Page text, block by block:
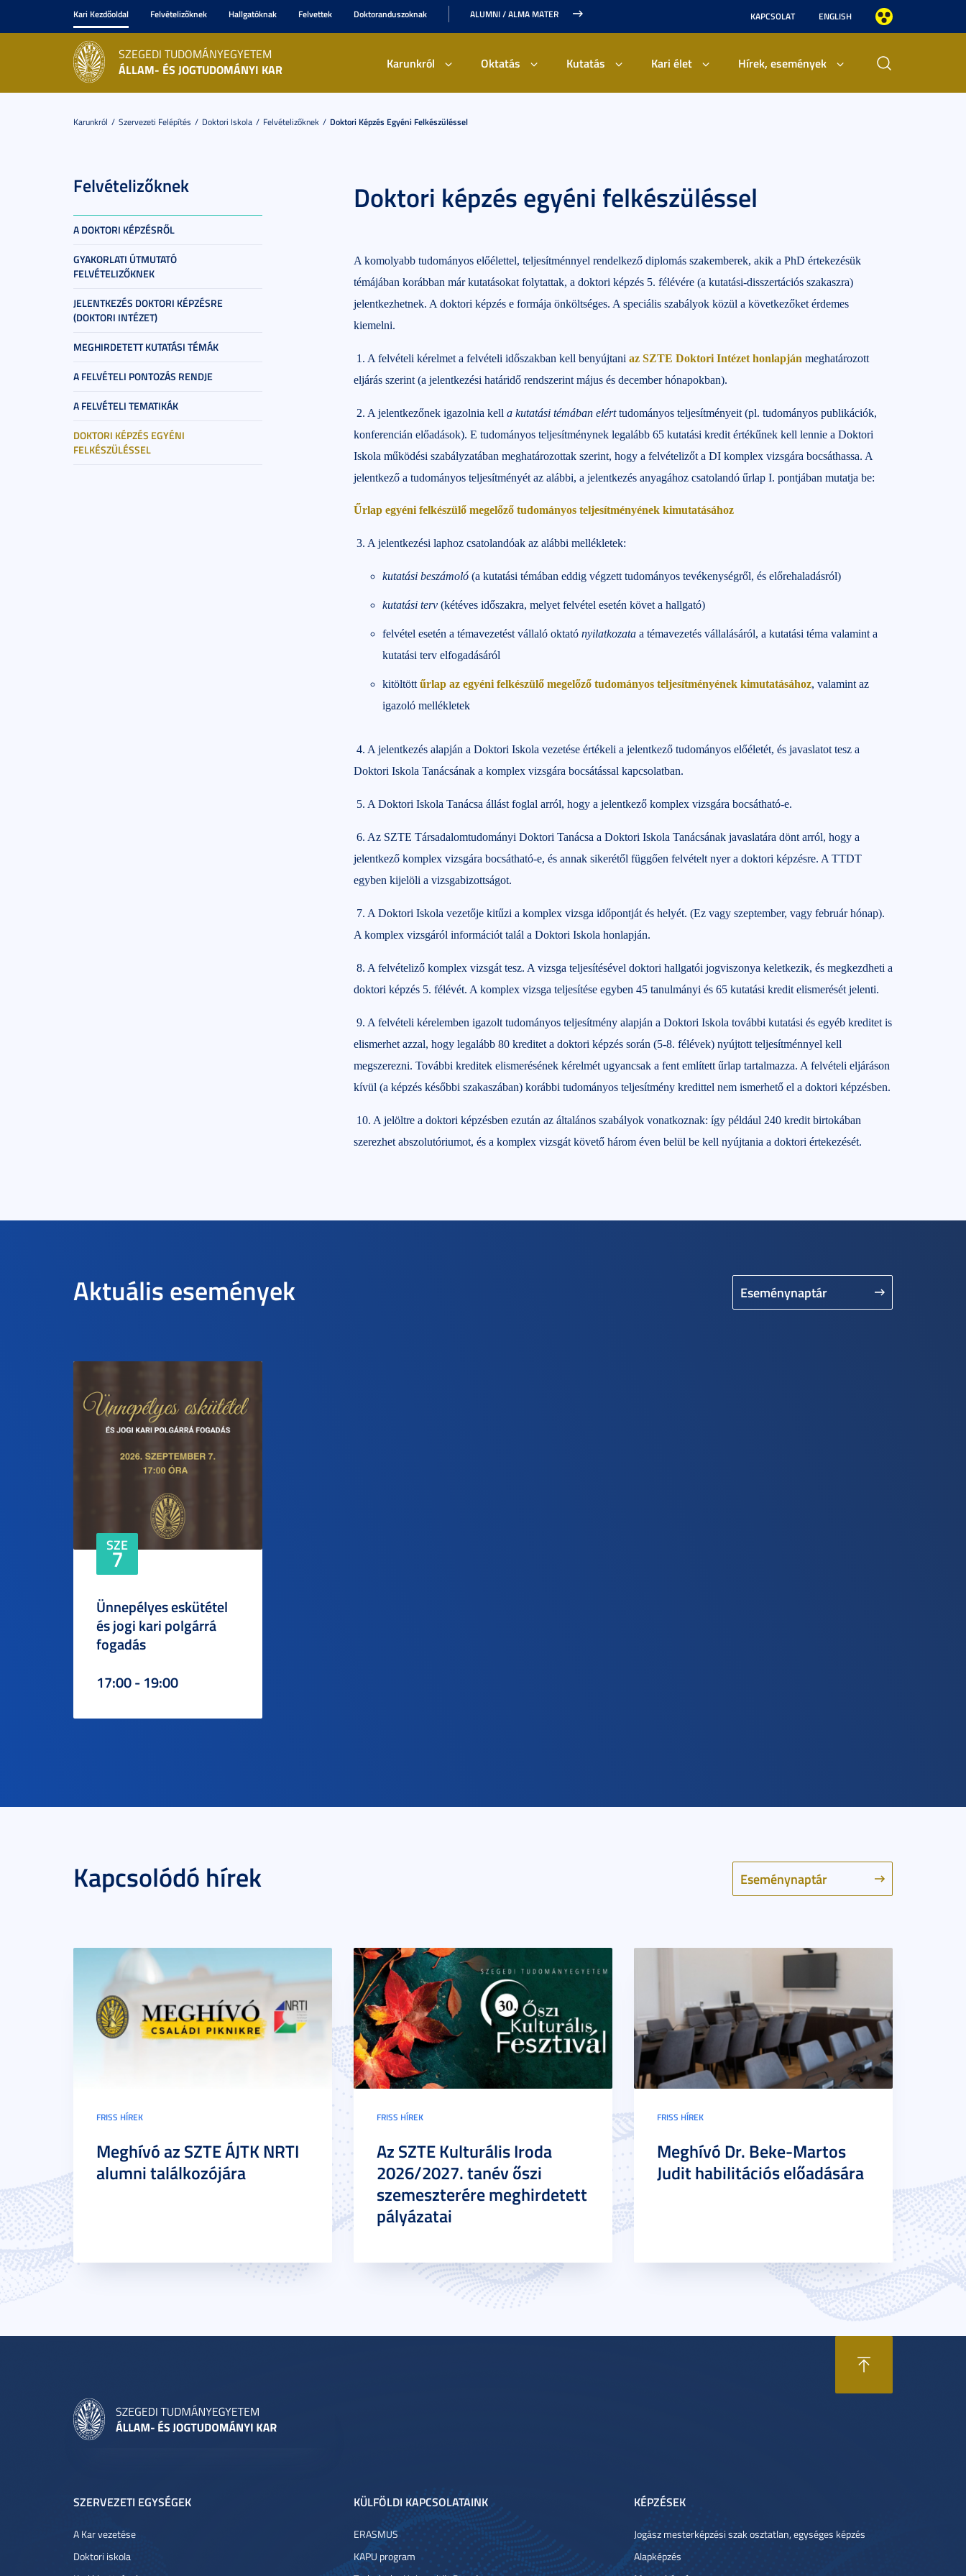
Kari Kezdőoldal Felvételizőknek Hallgatóknak Felvettek Doktoranduszoknak ALUMNI / ALMA MATER KAPCSOLAT ENGLISH
SZEGEDI TUDOMÁNYEGYETEM
ÁLLAM- ÉS JOGTUDOMÁNYI KAR Karunkról Oktatás Kutatás Kari élet Hírek, események
Karunkról Szervezeti Felépítés Doktori Iskola Felvételizőknek Doktori Képzés Egyéni Felkészüléssel
Felvételizőknek
A DOKTORI KÉPZÉSRŐL
GYAKORLATI ÚTMUTATÓ
FELVÉTELIZŐKNEK
JELENTKEZÉS DOKTORI KÉPZÉSRE
(DOKTORI INTÉZET)
MEGHIRDETETT KUTATÁSI TÉMÁK
A FELVÉTELI PONTOZÁS RENDJE
A FELVÉTELI TEMATIKÁK
DOKTORI KÉPZÉS EGYÉNI
FELKÉSZÜLÉSSEL
Doktori képzés egyéni felkészüléssel
A komolyabb tudományos előélettel, teljesítménnyel rendelkező diplomás szakemberek, akik a PhD értekezésük
témájában korábban már kutatásokat folytattak, a doktori képzés 5. félévére (a kutatási-disszertációs szakaszra)
jelentkezhetnek. A doktori képzés e formája önköltséges. A speciális szabályok közül a következőket érdemes
kiemelni.
1. A felvételi kérelmet a felvételi időszakban kell benyújtani az SZTE Doktori Intézet honlapján meghatározott
eljárás szerint (a jelentkezési határidő rendszerint május és december hónapokban).
2. A jelentkezőnek igazolnia kell a kutatási témában elért tudományos teljesítményeit (pl. tudományos publikációk,
konferencián előadások). E tudományos teljesítménynek legalább 65 kutatási kredit értékűnek kell lennie a Doktori
Iskola működési szabályzatában meghatározottak szerint, hogy a felvételizőt a DI komplex vizsgára bocsáthassa. A
jelentkező a tudományos teljesítményét az alábbi, a jelentkezés anyagához csatolandó űrlap I. pontjában mutatja be:
Űrlap egyéni felkészülő megelőző tudományos teljesítményének kimutatásához
3. A jelentkezési laphoz csatolandóak az alábbi mellékletek:
kutatási beszámoló (a kutatási témában eddig végzett tudományos tevékenységről, és előrehaladásról)
kutatási terv (kétéves időszakra, melyet felvétel esetén követ a hallgató)
felvétel esetén a témavezetést vállaló oktató nyilatkozata a témavezetés vállalásáról, a kutatási téma valamint a
kutatási terv elfogadásáról
kitöltött űrlap az egyéni felkészülő megelőző tudományos teljesítményének kimutatásához, valamint az
igazoló mellékletek
4. A jelentkezés alapján a Doktori Iskola vezetése értékeli a jelentkező tudományos előéletét, és javaslatot tesz a
Doktori Iskola Tanácsának a komplex vizsgára bocsátással kapcsolatban.
5. A Doktori Iskola Tanácsa állást foglal arról, hogy a jelentkező komplex vizsgára bocsátható-e.
6. Az SZTE Társadalomtudományi Doktori Tanácsa a Doktori Iskola Tanácsának javaslatára dönt arról, hogy a
jelentkező komplex vizsgára bocsátható-e, és annak sikerétől függően felvételt nyer a doktori képzésre. A TTDT
egyben kijelöli a vizsgabizottságot.
7. A Doktori Iskola vezetője kitűzi a komplex vizsga időpontját és helyét. (Ez vagy szeptember, vagy február hónap).
A komplex vizsgáról információt talál a Doktori Iskola honlapján.
8. A felvételiző komplex vizsgát tesz. A vizsga teljesítésével doktori hallgatói jogviszonya keletkezik, és megkezdheti a
doktori képzés 5. félévét. A komplex vizsga teljesítése egyben 45 tanulmányi és 65 kutatási kredit elismerését jelenti.
9. A felvételi kérelemben igazolt tudományos teljesítmény alapján a Doktori Iskola további kutatási és egyéb kreditet is
elismerhet azzal, hogy legalább 80 kreditet a doktori képzés során (5-8. félévek) nyújtott teljesítménnyel kell
megszerezni. További kreditek elismerésének kérelmét ugyancsak a fent említett űrlap tartalmazza. A felvételi eljáráson
kívül (a képzés későbbi szakaszában) korábbi tudományos teljesítmény kredittel nem ismerhető el a doktori képzésben.
10. A jelöltre a doktori képzésben ezután az általános szabályok vonatkoznak: így például 240 kredit birtokában
szerezhet abszolutóriumot, és a komplex vizsgát követő három éven belül be kell nyújtania a doktori értekezését.
Aktuális események Eseménynaptár
SZE
7
Ünnepélyes eskütétel
és jogi kari polgárrá
fogadás
17:00 - 19:00
Kapcsolódó hírek Eseménynaptár
FRISS HÍREK
Meghívó az SZTE ÁJTK NRTI
alumni találkozójára
FRISS HÍREK
Az SZTE Kulturális Iroda
2026/2027. tanév őszi
szemeszterére meghirdetett
pályázatai
FRISS HÍREK
Meghívó Dr. Beke-Martos
Judit habilitációs előadására
SZERVEZETI EGYSÉGEK
A Kar vezetése
Doktori iskola
KÜLFÖLDI KAPCSOLATAINK
ERASMUS
KAPU program
KÉPZÉSEK
Jogász mesterképzési szak osztatlan, egységes képzés
Alapképzés